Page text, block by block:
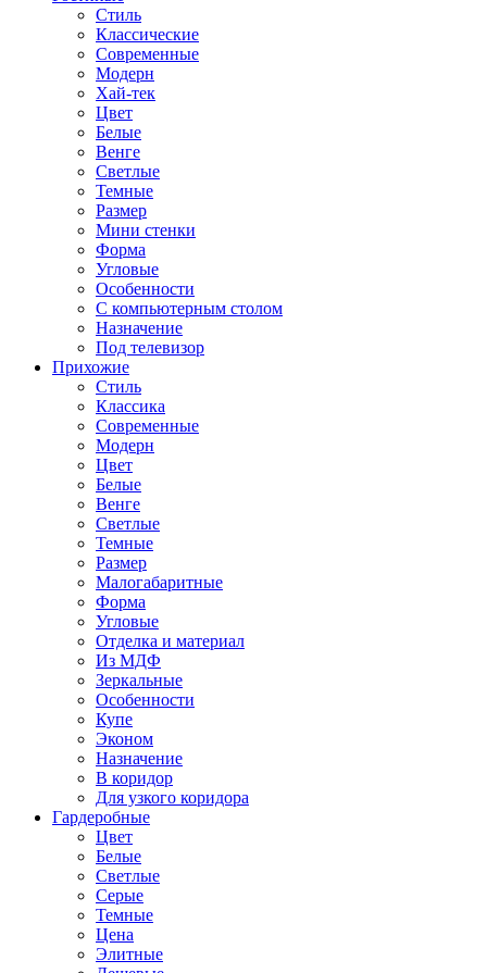
Стиль
Классические
Современные
Модерн
Хай-тек
Цвет
Белые
Венге
Светлые
Темные
Размер
Мини стенки
Форма
Угловые
Особенности
С компьютерным столом
Назначение
Под телевизор
Прихожие
Стиль
Классика
Современные
Модерн
Цвет
Белые
Венге
Светлые
Темные
Размер
Малогабаритные
Форма
Угловые
Отделка и материал
Из МДФ
Зеркальные
Особенности
Купе
Эконом
Назначение
В коридор
Для узкого коридора
Гардеробные
Цвет
Белые
Светлые
Серые
Темные
Цена
Элитные